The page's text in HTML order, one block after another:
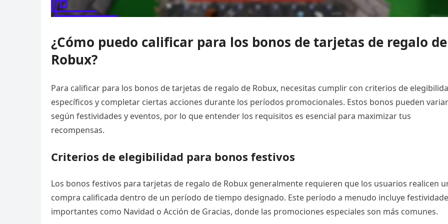
¿Cómo puedo calificar para los bonos de tarjetas de regalo de
Robux?
Para calificar para los bonos de tarjetas de regalo de Robux, necesitas cumplir con criterios de
específicos y completar ciertas acciones durante los períodos promocionales. Estos bonos pueden variar
según festividades y eventos, por lo que entender los requisitos es esencial para maximizar tus
recompensas.
Criterios de elegibilidad para bonos festivos
Los bonos festivos para tarjetas de regalo de Robux generalmente requieren que los usuarios realicen
compra calificada dentro de un período de tiempo designado. Este período a menudo incluye
importantes como Navidad o Acción de Gracias, donde las promociones especiales son más comunes.